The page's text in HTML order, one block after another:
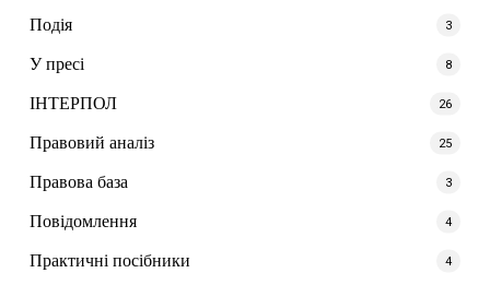
Подія 3
У пресі 8
ІНТЕРПОЛ 26
Правовий аналіз 25
Правова база 3
Повідомлення 4
Практичні посібники 4